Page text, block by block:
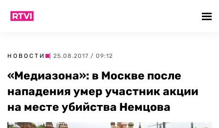
НОВОСТИ | 25.08.2017 / 09:12
«Медиазона»: в Москве после
нападения умер участник акции
на месте убийства Немцова